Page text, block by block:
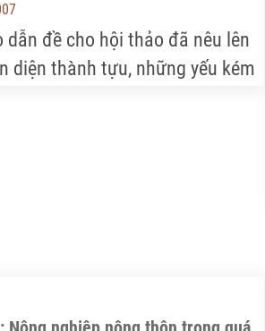
dẫn đề cho hội thảo đã nêu lên
diện thành tựu, những yếu kém